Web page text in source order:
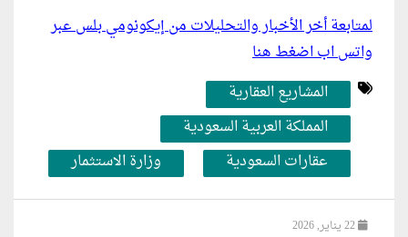
لمتابعة أخر الأخبار والتحليلات من إيكونومي بلس عبر
واتس اب اضغط هنا
المشاريع العقارية
المملكة العربية السعودية
عقارات السعودية
وزارة الاستثمار